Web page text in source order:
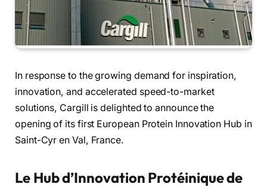
In response to the growing demand for inspiration,
innovation, and accelerated speed-to-market
solutions, Cargill is delighted to announce the
opening of its first European Protein Innovation Hub in
Saint-Cyr en Val, France.
Le Hub d’Innovation Protéinique de